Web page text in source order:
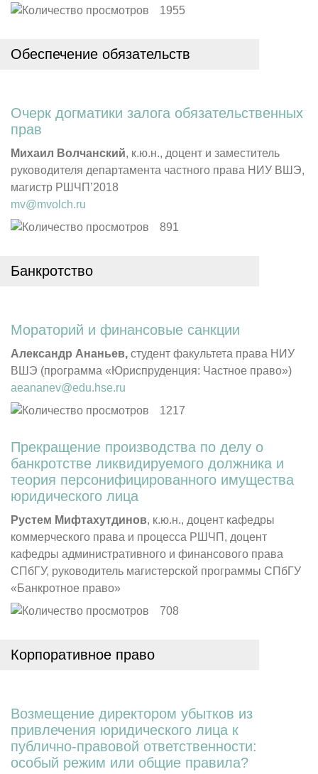
1955
Обеспечение обязательств
Очерк догматики залога обязательственных
прав
Михаил Волчанский, к.ю.н., доцент и заместитель
руководителя департамента частного права НИУ ВШЭ,
магистр РШЧП’2018
mv@mvolch.ru
891
Банкротство
Мораторий и финансовые cанкции
Александр Ананьев, студент факультета права НИУ
ВШЭ (программа «Юриспруденция: Частное право»)
aeananev@edu.hse.ru
1217
Прекращение производства по делу о
банкротстве ликвидируемого должника и
теория персонифицированного имущества
юридического лица
Рустем Мифтахутдинов, к.ю.н., доцент кафедры
коммерческого права и процесса РШЧП, доцент
кафедры административного и финансового права
СПбГУ, руководитель магистерской программы СПбГУ
«Банкротное право»
708
Корпоративное право
Возмещение директором убытков из
привлечения юридического лица к
публично-правовой ответственности:
особый режим или общие правила?